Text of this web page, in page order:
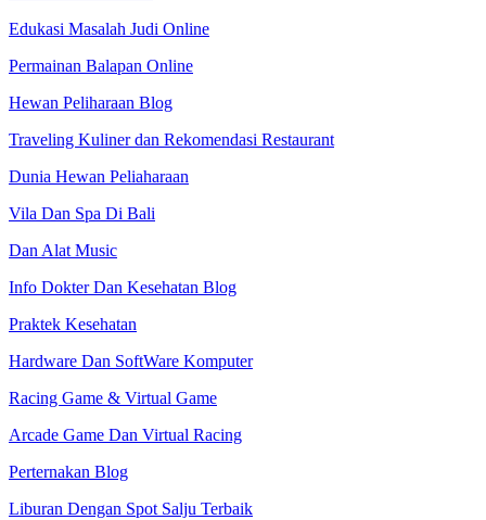
Edukasi Masalah Judi Online
Permainan Balapan Online
Hewan Peliharaan Blog
Traveling Kuliner dan Rekomendasi Restaurant
Dunia Hewan Peliaharaan
Vila Dan Spa Di Bali
Dan Alat Music
Info Dokter Dan Kesehatan Blog
Praktek Kesehatan
Hardware Dan SoftWare Komputer
Racing Game & Virtual Game
Arcade Game Dan Virtual Racing
Perternakan Blog
Liburan Dengan Spot Salju Terbaik